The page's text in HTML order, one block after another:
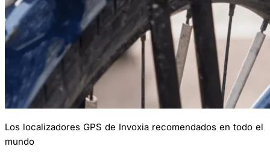
Los localizadores GPS de Invoxia recomendados en todo el
mundo